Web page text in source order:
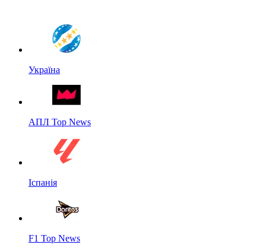
Україна
АПЛ Top News
Іспанія
F1 Top News